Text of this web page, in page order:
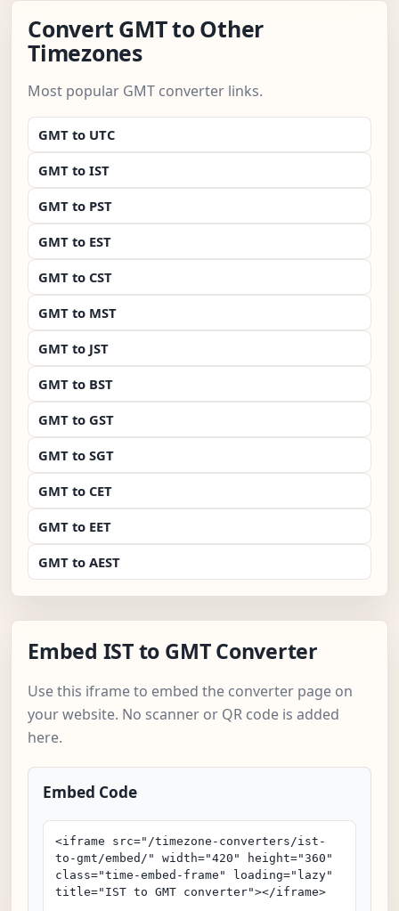
Convert GMT to Other
Timezones
Most popular GMT converter links.
GMT to UTC
GMT to IST
GMT to PST
GMT to EST
GMT to CST
GMT to MST
GMT to JST
GMT to BST
GMT to GST
GMT to SGT
GMT to CET
GMT to EET
GMT to AEST
Embed IST to GMT Converter
Use this iframe to embed the converter page on
your website. No scanner or QR code is added
here.
Embed Code